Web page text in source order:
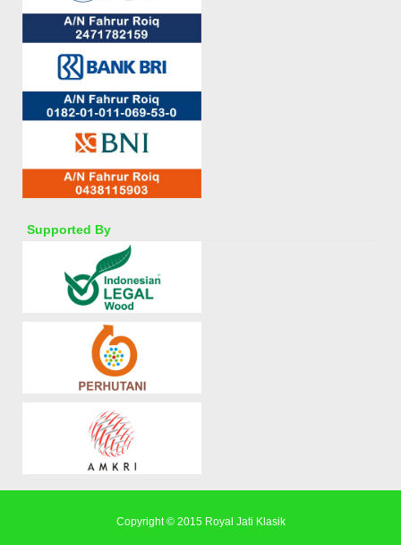
Supported By
Copyright © 2015 Royal Jati Klasik